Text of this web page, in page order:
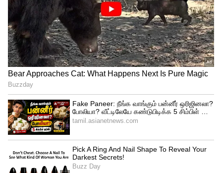
2022ம் ஆண்டுக்கான கருப்பொருள் (Theme)
அதாவது தீம் என்னவென்றால்,
மனிதகுலத்திற்கான யோகா என்பதை
மையமாக கொண்டு கொண்டாடப்படும்
என்று கூறப்பட்டுள்ளது. கொரோனா